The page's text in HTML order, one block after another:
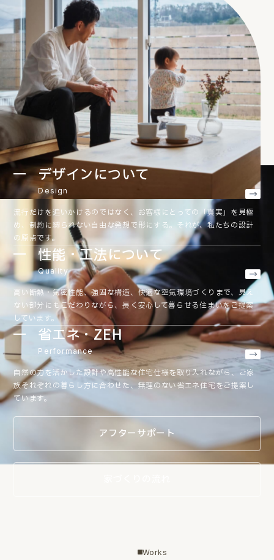
デザインについて
Design
流行だけを追いかけるのではなく、お客様にとっての「真実」を見極
め、制約に縛られない自由な発想で形にする。それが、私たちの設計
の原点です。
性能・工法について
Quality
高い断熱・気密性能、強固な構造、快適な空気環境づくりまで、見え
ない部分にもこだわりながら、長く安心して暮らせる住まいをご提案
しています。
省エネ・ZEH
Performance
自然の力を活かした設計や高性能な住宅仕様を取り入れながら、ご家
族それぞれの暮らし方に合わせた、無理のない省エネ住宅をご提案し
ています。
アフターサポート
Works